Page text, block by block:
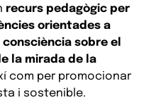
recurs pedagògic per
orientades a
sobre el
la mirada de la
com per promocionar
i sostenible.